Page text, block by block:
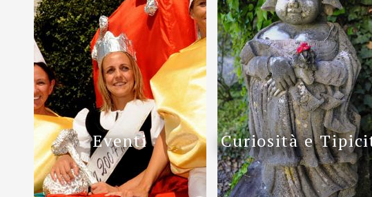
Eventi Curiosità e